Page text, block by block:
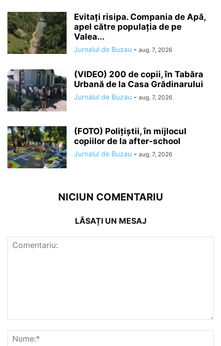
Evitați risipa. Compania de Apă,
apel către populația de pe
Valea...
Jurnalul de Buzau - aug. 7, 2026
(VIDEO) 200 de copii, în Tabăra
Urbană de la Casa Grădinarului
Jurnalul de Buzau - aug. 7, 2026
(FOTO) Polițiștii, în mijlocul
copiilor de la after-school
Jurnalul de Buzau - aug. 7, 2026
NICIUN COMENTARIU
LĂSAȚI UN MESAJ